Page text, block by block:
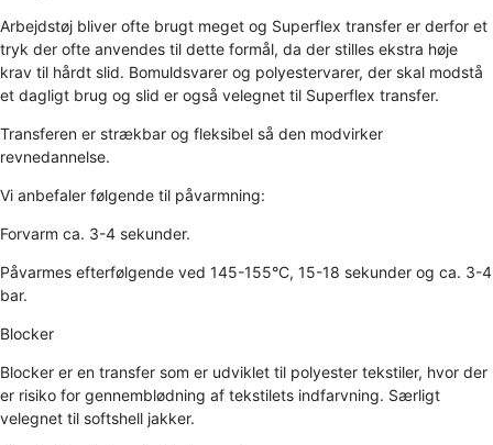
Arbejdstøj bliver ofte brugt meget og Superflex transfer er derfor et
tryk der ofte anvendes til dette formål, da der stilles ekstra høje
krav til hårdt slid. Bomuldsvarer og polyestervarer, der skal modstå
et dagligt brug og slid er også velegnet til Superflex transfer.
Transferen er strækbar og fleksibel så den modvirker
revnedannelse.
Vi anbefaler følgende til påvarmning:
Forvarm ca. 3-4 sekunder.
Påvarmes efterfølgende ved 145-155°C, 15-18 sekunder og ca. 3-4
bar.
Blocker
Blocker er en transfer som er udviklet til polyester tekstiler, hvor der
er risiko for gennemblødning af tekstilets indfarvning. Særligt
velegnet til softshell jakker.